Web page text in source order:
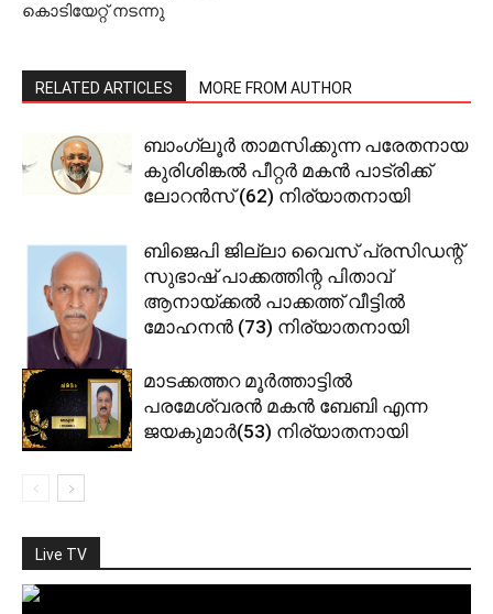
കൊടിയേറ്റ് നടന്നു
RELATED ARTICLES MORE FROM AUTHOR
ബാംഗ്ലൂര്‍ താമസിക്കുന്ന പരേതനായ
കുരിശിങ്കല്‍ പീറ്റര്‍ മകന്‍ പാട്രിക്ക്
ലോറന്‍സ് (62) നിര്യാതനായി
ബിജെപി ജില്ലാ വൈസ് പ്രസിഡന്റ്
സുഭാഷ് പാക്കത്തിന്റ പിതാവ്
ആനായ്ക്കല്‍ പാക്കത്ത് വീട്ടില്‍
മോഹനന്‍ (73) നിര്യാതനായി
മാടക്കത്തറ മൂര്‍ത്താട്ടില്‍
പരമേശ്വരന്‍ മകന്‍ ബേബി എന്ന
ജയകുമാര്‍(53) നിര്യാതനായി
Live TV